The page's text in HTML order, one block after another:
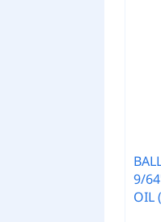
9/
OIL